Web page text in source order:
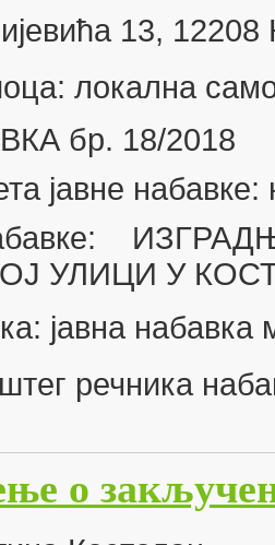
13, 12208
локална
бр. 18/2018
јавне
УЛИЦИ У
јавна набавка
речника
о